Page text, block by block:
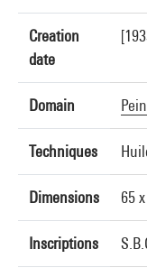
Creation
date
Domain
Techniques
Dimensions 65
Inscriptions